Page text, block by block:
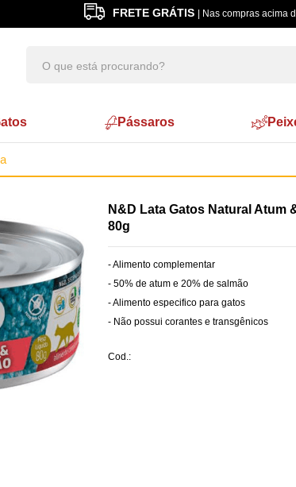
FRETE GRÁTIS | Nas compras
Pássaros
N&D Lata Gatos Natural Atum
80g
- Alimento complementar
- 50% de atum e 20% de salmão
- Alimento especifico para gatos
- Não possui corantes e transgênicos
Cod.: